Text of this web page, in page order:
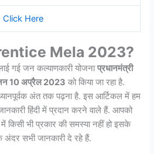
Click Here
Mela 2023?
गई जन कल्याणकारी योजनाप्रधानमंत्री
10 अप्रैल 2023 को किया जा रहा है.
अंत तक पढ़ना है. इस आर्टिकल में हम
हिंदी में प्रदान करने वाले हैं. आपको
भी प्रकार की समस्या नहीं हो इसके
सभी जानकारी दे रहे हैं.